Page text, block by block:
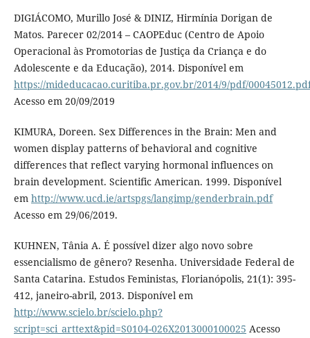
DIGIÁCOMO, Murillo José & DINIZ, Hirmínia Dorigan de
Matos. Parecer 02/2014 – CAOPEduc (Centro de Apoio
Operacional às Promotorias de Justiça da Criança e do
Adolescente e da Educação), 2014. Disponível em
https://mideducacao.curitiba.pr.gov.br/2014/9/pdf/
Acesso em 20/09/2019
KIMURA, Doreen. Sex Differences in the Brain: Men and
women display patterns of behavioral and cognitive
differences that reflect varying hormonal influences on
brain development. Scientific American. 1999. Disponível
em http://www.ucd.ie/artspgs/langimp/genderbrain.pdf
Acesso em 29/06/2019.
KUHNEN, Tânia A. É possível dizer algo novo sobre
essencialismo de gênero? Resenha. Universidade Federal de
Santa Catarina. Estudos Feministas, Florianópolis, 21(1): 395-
412, janeiro-abril, 2013. Disponível em
http://www.scielo.br/scielo.php?
script=sci_arttext&pid=S0104-026X2013000100025 Acesso